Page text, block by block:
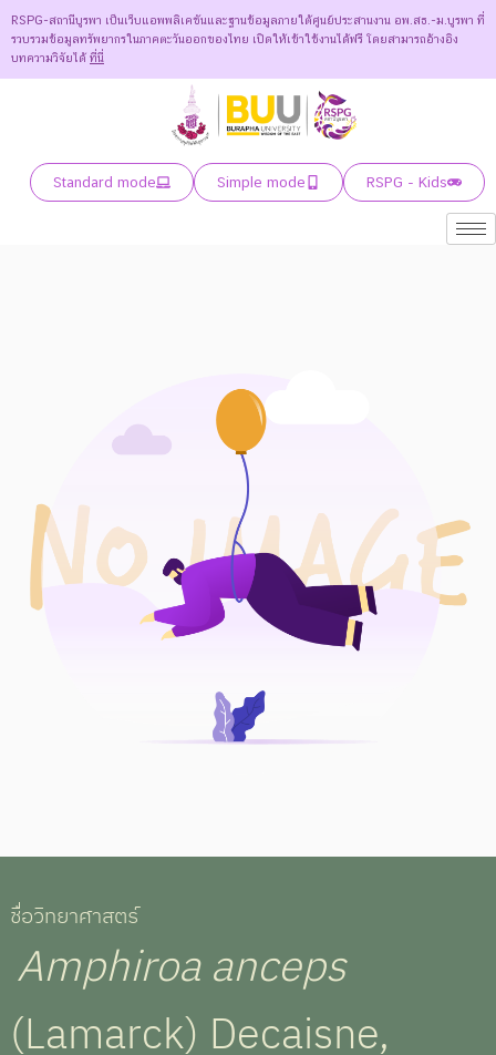
RSPG-สถานีบูรพา เป็นเว็บแอพพลิเคชันและฐานข้อมูลภายใต้ศูนย์ประสานงาน อพ.สธ.-ม.บูรพา ที่
รวบรวมข้อมูลทรัพยากรในภาคตะวันออกของไทย เปิดให้เข้าใช้งานได้ฟรี โดยสามารถอ้างอิง
บทความวิจัยได้ ที่นี่
Standard mode Simple mode RSPG - Kids
ชื่อวิทยาศาสตร์
Amphiroa anceps
(Lamarck) Decaisne,